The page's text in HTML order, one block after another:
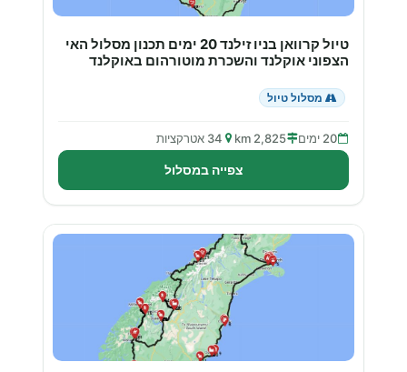
טיול קרוואן בניו זילנד 20 ימים תכנון מסלול האי
הצפוני אוקלנד והשכרת מוטורהום באוקלנד
מסלול טיול
20 ימים 2,825 km 34 אטרקציות
צפייה במסלול